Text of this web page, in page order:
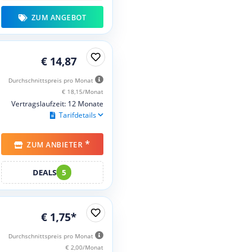
ZUM ANGEBOT
€ 14,87
Durchschnittspreis pro Monat
€ 18,15/Monat
Vertragslaufzeit: 12 Monate
Tarifdetails
ZUM ANBIETER *
DEALS 5
€ 1,75*
Durchschnittspreis pro Monat
€ 2,00/Monat